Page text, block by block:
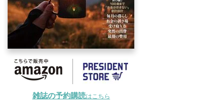
雑誌の予約購読はこちら